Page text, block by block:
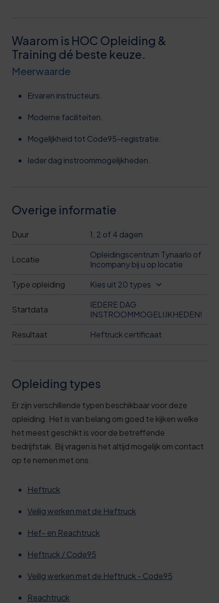
Waarom is HOC Opleiding &
Training dé beste keuze.
Meerwaarde
Ervaren instructeurs.
Moderne faciliteiten.
Mogelijkheid tot Code95-registratie.
Ieder dag instroommogelijkheden.
Overige informatie
Duur 1, 2 of 4 dagen
Locatie
Opleidingscentrum Tynaarlo of
Incompany bij u op locatie
Type opleiding
Kies uit 20 types
Startdata
IEDERE DAG
INSTROOMMOGELIJKHEDEN!
Resultaat
Heftruck certificaat
Opleiding types
Er zijn verschillende typen beschikbaar voor deze
opleiding. Het is van belang om goed te kijken welke
het meest geschikt is voor de betreffende
bedrijfstak. Bij vragen is het altijd mogelijk om contact
op te nemen met ons.
Heftruck
Veilig werken met de Heftruck
Hef- en Reachtruck
Heftruck / Code95
Veilig werken met de Heftruck - Code95
Reachtruck